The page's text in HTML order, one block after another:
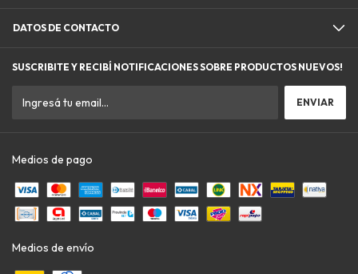
DATOS DE CONTACTO
SUSCRIBITE Y RECIBÍ NOTIFICACIONES SOBRE PRODUCTOS NUEVOS!
Medios de pago
Medios de envío